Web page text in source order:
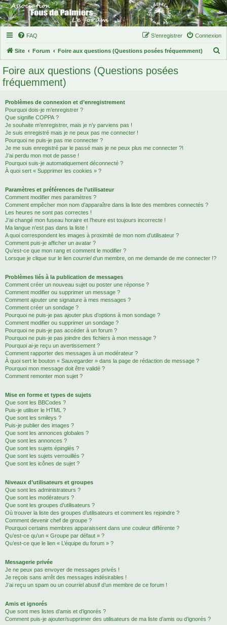
FAQ Connexion
S’enregistrer
Site Forum Foire aux questions (Questions posées fréquemment)
Foire aux questions (Questions posées
fréquemment)
Problèmes de connexion et d’enregistrement
Pourquoi dois-je m’enregistrer ?
Que signifie COPPA ?
Je souhaite m’enregistrer, mais je n’y parviens pas !
Je suis enregistré mais je ne peux pas me connecter !
Pourquoi ne puis-je pas me connecter ?
Je me suis enregistré par le passé mais je ne peux plus me connecter ?!
J’ai perdu mon mot de passe !
Pourquoi suis-je automatiquement déconnecté ?
À quoi sert « Supprimer les cookies » ?
Paramètres et préférences de l’utilisateur
Comment modifier mes paramètres ?
Comment empêcher mon nom d’apparaître dans la liste des membres connectés ?
Les heures ne sont pas correctes !
J’ai changé mon fuseau horaire et l’heure est toujours incorrecte !
Ma langue n’est pas dans la liste !
A quoi correspondent les images à proximité de mon nom d’utilisateur ?
Comment puis-je afficher un avatar ?
Qu’est-ce que mon rang et comment le modifier ?
Lorsque je clique sur le lien courrield’un membre, on me demande de me connecter !?
Problèmes liés à la publication de messages
Comment créer un nouveau sujet ou poster une réponse ?
Comment modifier ou supprimer un message ?
Comment ajouter une signature à mes messages ?
Comment créer un sondage ?
Pourquoi ne puis-je pas ajouter plus d’options à mon sondage ?
Comment modifier ou supprimer un sondage ?
Pourquoi ne puis-je pas accéder à un forum ?
Pourquoi ne puis-je pas joindre des fichiers à mon message ?
Pourquoi ai-je reçu un avertissement ?
Comment rapporter des messages à un modérateur ?
À quoi sert le bouton « Sauvegarder » dans la page de rédaction de message ?
Pourquoi mon message doit être validé ?
Comment remonter mon sujet ?
Mise en forme et types de sujets
Que sont les BBCodes ?
Puis-je utiliser le HTML ?
Que sont les smileys ?
Puis-je publier des images ?
Que sont les annonces globales ?
Que sont les annonces ?
Que sont les sujets épinglés ?
Que sont les sujets verrouillés ?
Que sont les icônes de sujet ?
Niveaux d’utilisateurs et groupes
Que sont les administrateurs ?
Que sont les modérateurs ?
Que sont les groupes d’utilisateurs ?
Où trouver la liste des groupes d’utilisateurs et comment les rejoindre ?
Comment devenir chef de groupe ?
Pourquoi certains membres apparaissent dans une couleur différente ?
Qu’est-ce qu’un « Groupe par défaut » ?
Qu’est-ce que le lien « L’équipe du forum » ?
Messagerie privée
Je ne peux pas envoyer de messages privés !
Je reçois sans arrêt des messages indésirables !
J’ai reçu un spam ou un courriel abusif d’un membre de ce forum !
Amis et ignorés
Que sont mes listes d’amis et d’ignorés ?
Comment puis-je ajouter/supprimer des utilisateurs de ma liste d’amis ou d’ignorés ?